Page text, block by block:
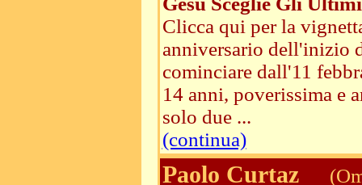
Clicca qui per la
anniversario dell'inizio
cominciare dall'11
14 anni, poverissima e
solo due ...
(continua)
Paolo Curtaz